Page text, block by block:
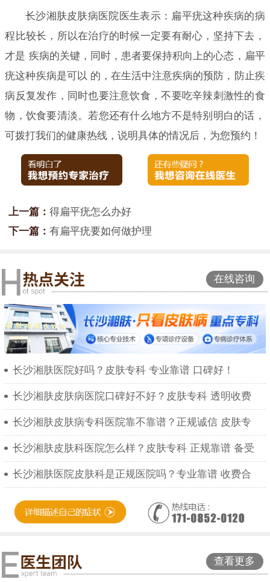
长沙湘肤皮肤病医院医生表示：扁平疣这种疾病的病
程比较长，所以在治疗的时候一定要有耐心，坚持下去，
才是 疾病的关键，同时，患者要保持积向上的心态，扁平
疣这种疾病是可以 的，在生活中注意疾病的预防，防止疾
病反复发作，同时也要注意饮食，不要吃辛辣刺激性的食
物，饮食要清淡。若您还有什么地方不是特别明白的话，
可拨打我们的健康热线，说明具体的情况后，为您预约！
上一篇： 得扁平疣怎么办好
下一篇： 有扁平疣要如何做护理
在线咨询
长沙湘肤医院好吗？皮肤专科 专业靠谱 口碑好！
长沙湘肤皮肤病医院口碑好不好？皮肤专科 透明收费
长沙湘肤皮肤病专科医院靠不靠谱？正规诚信 皮肤专
长沙湘肤皮肤科医院怎么样？皮肤专科 正规靠谱 备受
长沙湘肤医院皮肤科是正规医院吗？专业靠谱 收费合
查看更多